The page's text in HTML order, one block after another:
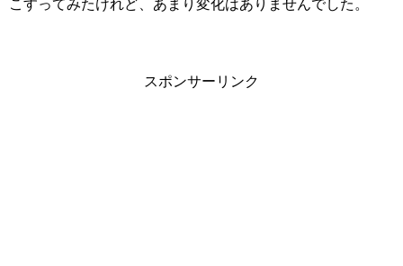
こすってみたけれど、あまり変化はありませんでした。
スポンサーリンク